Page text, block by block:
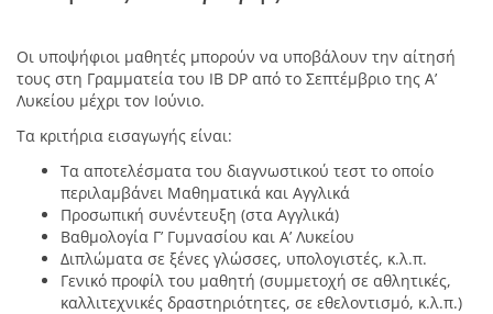
Οι υποψήφιοι μαθητές μπορούν να υποβάλουν την αίτησή
τους στη Γραμματεία του ΙΒ DP από το Σεπτέμβριο της Α’
Λυκείου μέχρι τον Ιούνιο.
Τα κριτήρια εισαγωγής είναι:
Τα αποτελέσματα του διαγνωστικού τεστ το οποίο
περιλαμβάνει Μαθηματικά και Αγγλικά
Προσωπική συνέντευξη (στα Αγγλικά)
Βαθμολογία Γ’ Γυμνασίου και Α’ Λυκείου
Διπλώματα σε ξένες γλώσσες, υπολογιστές, κ.λ.π.
Γενικό προφίλ του μαθητή (συμμετοχή σε αθλητικές,
καλλιτεχνικές δραστηριότητες, σε εθελοντισμό, κ.λ.π.)